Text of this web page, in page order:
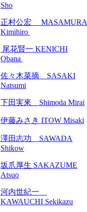
Sho
正村公宏 MASAMURA
Kimihiro
尾花賢一 KENICHI
Obana
佐々木菜摘 SASAKI
Natsumi
下田実來 Shimoda Mirai
伊藤みさき ITOW Misaki
澤田志功 SAWADA
Shikow
坂爪厚生 SAKAZUME
Atsuo
河内世紀一
KAWAUCHI Sekikazu